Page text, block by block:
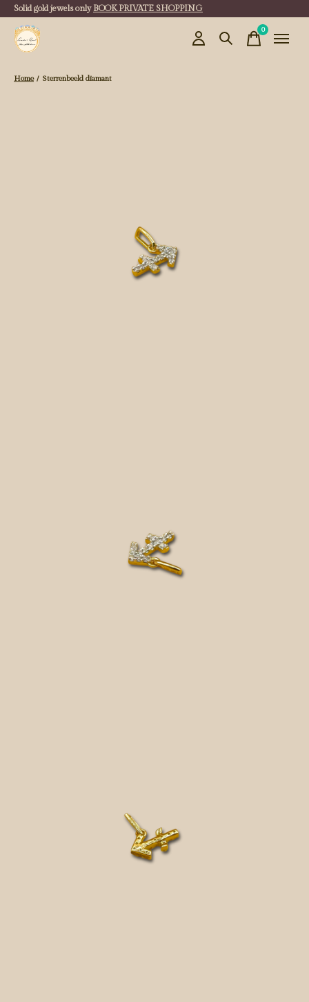
Solid gold jewels only BOOK PRIVATE SHOPPING
0items
Home / Sterrenbeeld diamant